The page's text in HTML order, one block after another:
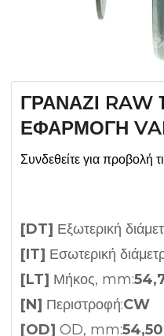
ΓΡΑΝΑΖΙ RAW
ΕΦΑΡΜΟΓΗ
Συνδεθείτε για προβολή
[DT] Εξωτερική
[IT] Εσωτερική
[LT] Μήκος, mm:
[N] Περιστροφή:CW
[OD] OD, mm:54,50